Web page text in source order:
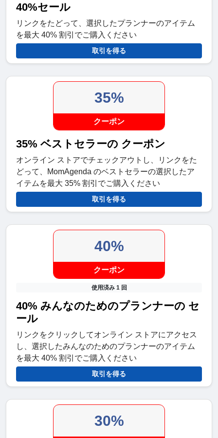
40%セール
リンクをたどって、選択したプランナーのアイテム
を最大 40% 割引でご購入ください
取引を得る
35%
クーポン
35% ベストセラーの クーポン
オンライン ストアでチェックアウトし、リンクをた
どって、MomAgenda のベストセラーの選択したア
イテムを最大 35% 割引でご購入ください
取引を得る
40%
クーポン
使用済み 1 回
40% みんなのためのプランナーの セ
ール
リンクをクリックしてオンライン ストアにアクセス
し、選択したみんなのためのプランナーのアイテム
を最大 40% 割引でご購入ください
取引を得る
30%